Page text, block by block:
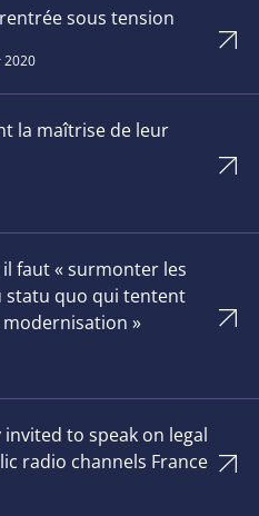
sous tension
2020
la maîtrise de leur
faut « surmonter les
statu quo qui tentent
modernisation »
to speak on legal
radio channels France